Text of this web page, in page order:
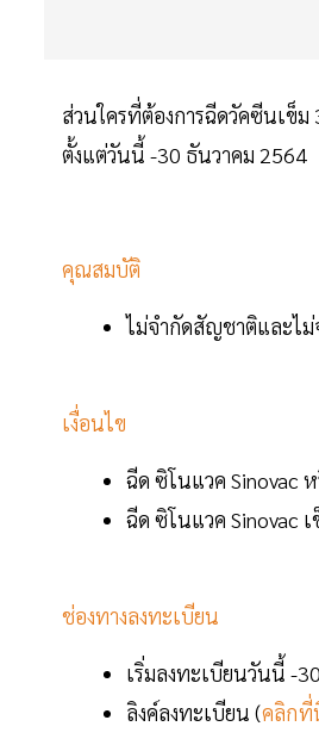
ส่วนใครที่ต้องการฉีดวัคซีนเข็
ตั้งแต่วันนี้ -30 ธันวาคม 2564
คุณสมบัติ
ไม่จำกัดสัญชาติและไ
เงื่อนไข
ฉีด ซิโนแวค Sinovac
ฉีด ซิโนแวค Sinovac
ช่องทางลงทะเบียน
เริ่มลงทะเบียนวันนี้ -
ลิงค์ลงทะเบียน (คลิกที่